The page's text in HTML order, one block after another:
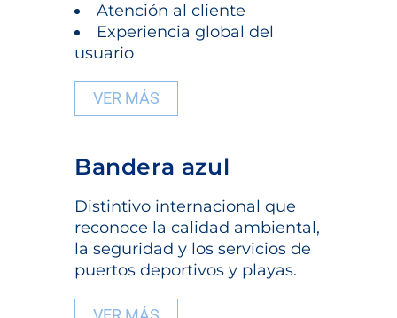
Atención al cliente
Experiencia global del
usuario
VER MÁS
Bandera azul
Distintivo internacional que
reconoce la calidad ambiental,
la seguridad y los servicios de
puertos deportivos y playas.